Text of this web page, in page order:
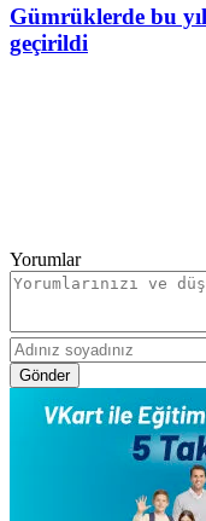
Gümrüklerde bu
geçirildi
Yorumlar
Gönder